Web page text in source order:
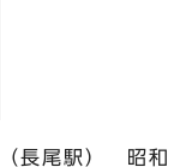
長尾駅） 昭和